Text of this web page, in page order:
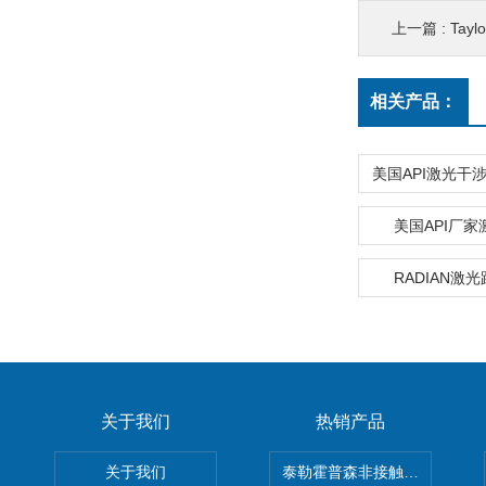
上一篇 :
相关产品：
美国API激光干
美国API厂家
RADIAN激光
关于我们
关于我们
热销产品
泰勒霍普森非接触式轮廓仪